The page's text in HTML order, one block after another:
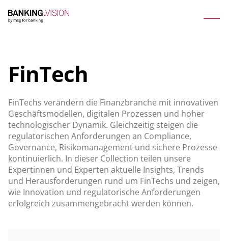
FinTech
FinTechs verändern die Finanzbranche mit innovativen
Geschäftsmodellen, digitalen Prozessen und hoher
technologischer Dynamik. Gleichzeitig steigen die
regulatorischen Anforderungen an Compliance,
Governance, Risikomanagement und sichere Prozesse
kontinuierlich. In dieser Collection teilen unsere
Expertinnen und Experten aktuelle Insights, Trends
und Herausforderungen rund um FinTechs und zeigen,
wie Innovation und regulatorische Anforderungen
erfolgreich zusammengebracht werden können.